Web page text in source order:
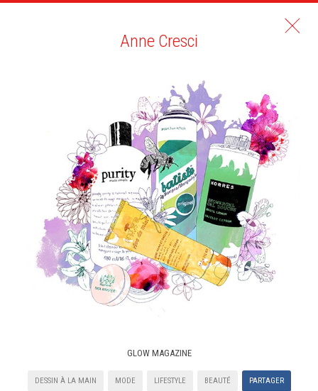
Anne Cresci
GLOW MAGAZINE
DESSIN À LA MAIN MODE LIFESTYLE BEAUTÉ PARTAGER